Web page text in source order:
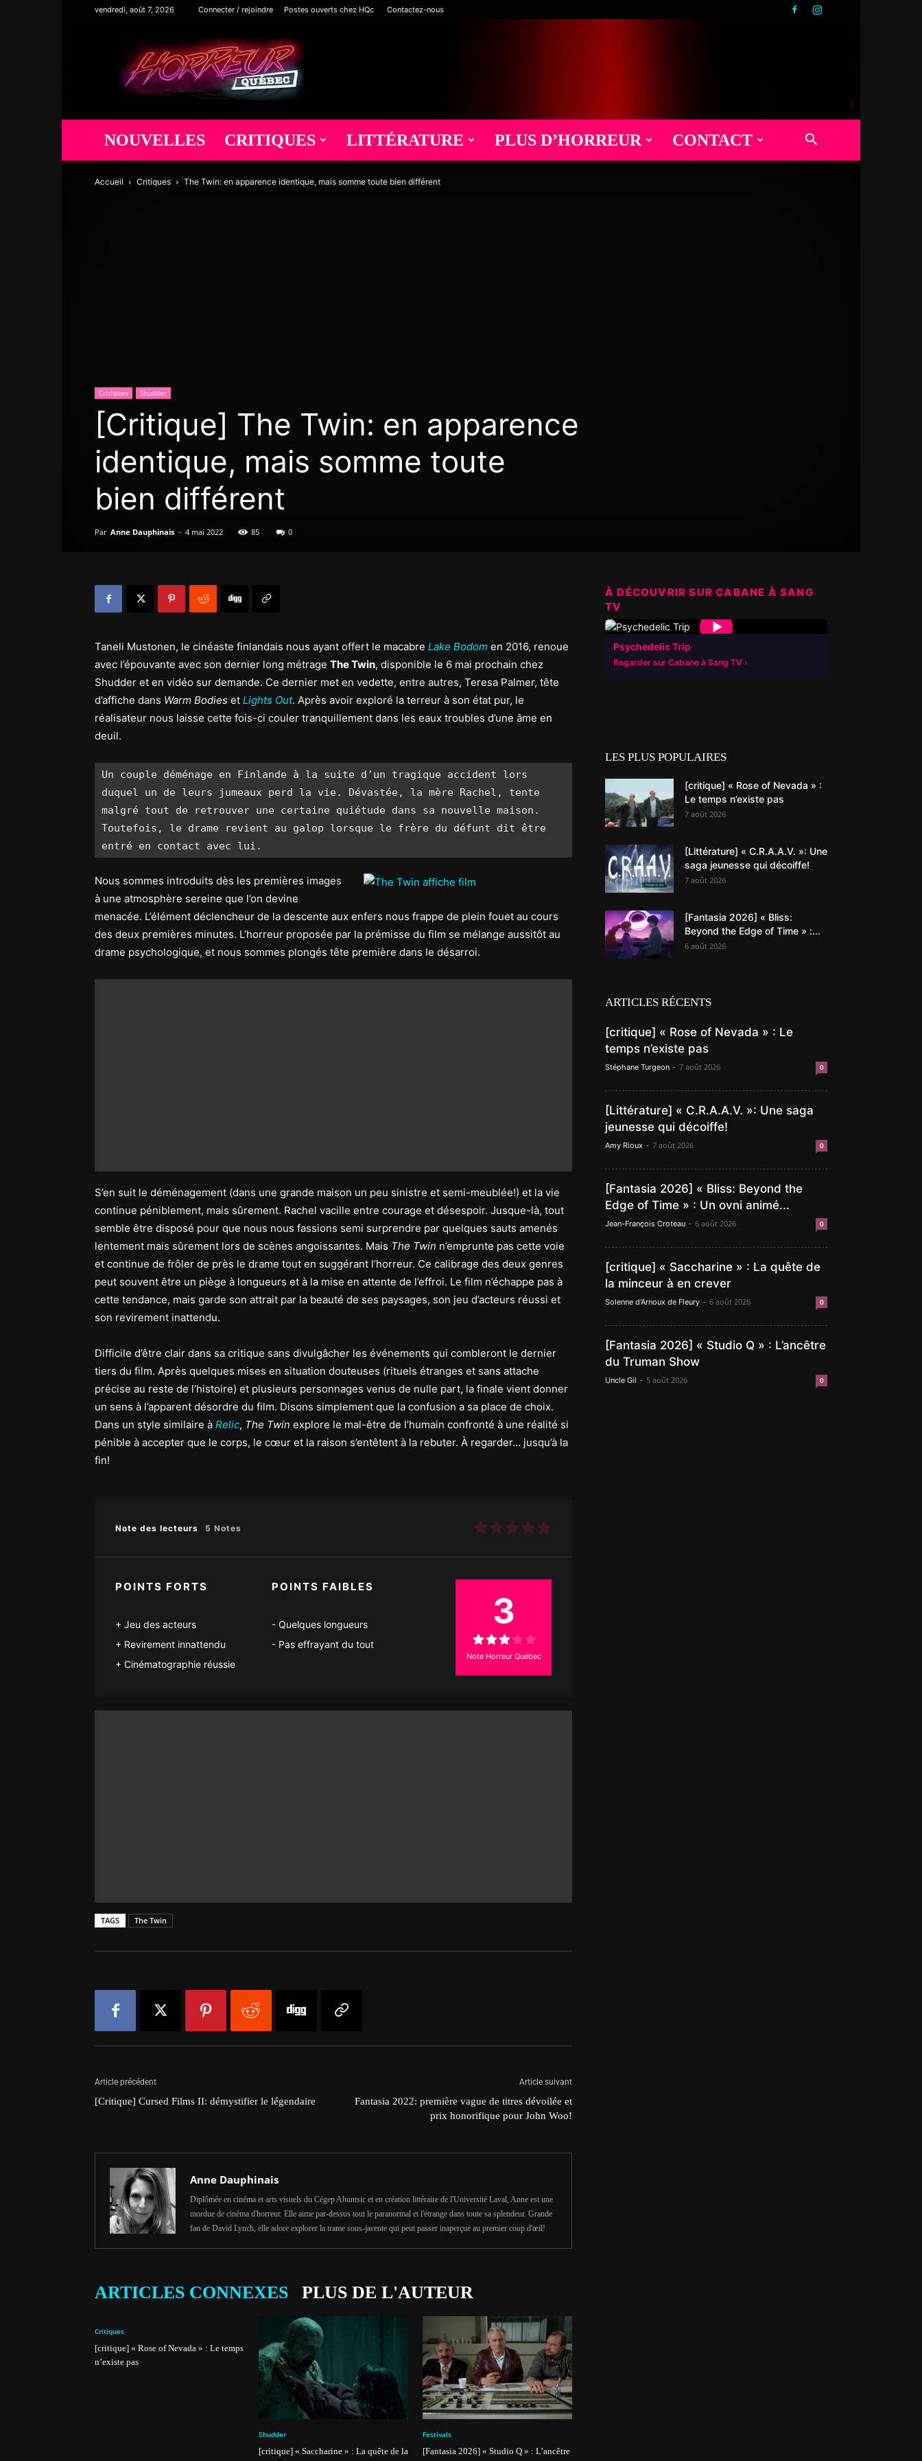
vendredi, août 7, 2026 Connecter / rejoindre Postes ouverts chez HQc Contactez-nous
Horreur
Québec
NOUVELLES CRITIQUES LITTÉRATURE PLUS D’HORREUR CONTACT
Accueil Critiques The Twin: en apparence identique, mais somme toute bien différent
Critiques Shudder
[Critique] The Twin: en apparence
identique, mais somme toute
bien différent
Par Anne Dauphinais - 4 mai 2022 85 0
Taneli Mustonen, le cinéaste finlandais nous ayant offert le macabre Lake Bodom en 2016, renoue
avec l’épouvante avec son dernier long métrage The Twin, disponible le 6 mai prochain chez
Shudder et en vidéo sur demande. Ce dernier met en vedette, entre autres, Teresa Palmer, tête
d’affiche dans Warm Bodies et Lights Out. Après avoir exploré la terreur à son état pur, le
réalisateur nous laisse cette fois-ci couler tranquillement dans les eaux troubles d’une âme en
deuil.
Un couple déménage en Finlande à la suite d’un tragique accident lors
duquel un de leurs jumeaux perd la vie. Dévastée, la mère Rachel, tente
malgré tout de retrouver une certaine quiétude dans sa nouvelle maison.
Toutefois, le drame revient au galop lorsque le frère du défunt dit être
entré en contact avec lui.
Nous sommes introduits dès les premières images
à une atmosphère sereine que l’on devine
menacée. L’élément déclencheur de la descente aux enfers nous frappe de plein fouet au cours
des deux premières minutes. L’horreur proposée par la prémisse du film se mélange aussitôt au
drame psychologique, et nous sommes plongés tête première dans le désarroi.
S’en suit le déménagement (dans une grande maison un peu sinistre et semi-meublée!) et la vie
continue péniblement, mais sûrement. Rachel vacille entre courage et désespoir. Jusque-là, tout
semble être disposé pour que nous nous fassions semi surprendre par quelques sauts amenés
lentement mais sûrement lors de scènes angoissantes. Mais The Twin n’emprunte pas cette voie
et continue de frôler de près le drame tout en suggérant l’horreur. Ce calibrage des deux genres
peut souvent être un piège à longueurs et à la mise en attente de l’effroi. Le film n’échappe pas à
cette tendance, mais garde son attrait par la beauté de ses paysages, son jeu d’acteurs réussi et
son revirement inattendu.
Difficile d’être clair dans sa critique sans divulgâcher les événements qui combleront le dernier
tiers du film. Après quelques mises en situation douteuses (rituels étranges et sans attache
précise au reste de l’histoire) et plusieurs personnages venus de nulle part, la finale vient donner
un sens à l’apparent désordre du film. Disons simplement que la confusion a sa place de choix.
Dans un style similaire à Relic, The Twin explore le mal-être de l’humain confronté à une réalité si
pénible à accepter que le corps, le cœur et la raison s’entêtent à la rebuter. À regarder… jusqu’à la
fin!
Note des lecteurs 5 Notes
POINTS FORTS
Jeu des acteurs
Revirement innattendu
Cinématographie réussie
POINTS FAIBLES
Quelques longueurs
Pas effrayant du tout
3
Note Horreur Québec
TAGS The Twin
Article précédent
[Critique] Cursed Films II: démystifier le légendaire
Article suivant
Fantasia 2022: première vague de titres dévoilée et
prix honorifique pour John Woo!
Anne Dauphinais
Diplômée en cinéma et arts visuels du Cégep Ahuntsic et en création littéraire de l'Université Laval, Anne est une
mordue de cinéma d'horreur. Elle aime par-dessus tout le paranormal et l'étrange dans toute sa splendeur. Grande
fan de David Lynch, elle adore explorer la trame sous-jacente qui peut passer inaperçue au premier coup d'œil!
ARTICLES CONNEXES PLUS DE L'AUTEUR
Critiques
[critique] « Rose of Nevada » : Le temps
n’existe pas
Shudder
[critique] « Saccharine » : La quête de la
Festivals
[Fantasia 2026] « Studio Q » : L’ancêtre
À DÉCOUVRIR SUR CABANE À SANG
TV
▶
Psychedelic Trip
Regarder sur Cabane à Sang TV
LES PLUS POPULAIRES
[critique] « Rose of Nevada » :
Le temps n’existe pas
7 août 2026
[Littérature] « C.R.A.A.V. »: Une
saga jeunesse qui décoiffe!
7 août 2026
[Fantasia 2026] « Bliss:
Beyond the Edge of Time » :...
6 août 2026
ARTICLES RÉCENTS
[critique] « Rose of Nevada » : Le
temps n’existe pas
Stéphane Turgeon - 7 août 2026 0
[Littérature] « C.R.A.A.V. »: Une saga
jeunesse qui décoiffe!
Amy Rioux - 7 août 2026 0
[Fantasia 2026] « Bliss: Beyond the
Edge of Time » : Un ovni animé...
Jean-François Croteau - 6 août 2026 0
[critique] « Saccharine » : La quête de
la minceur à en crever
Solenne d'Arnoux de Fleury - 6 août 2026 0
[Fantasia 2026] « Studio Q » : L’ancêtre
du Truman Show
Uncle Gil - 5 août 2026 0